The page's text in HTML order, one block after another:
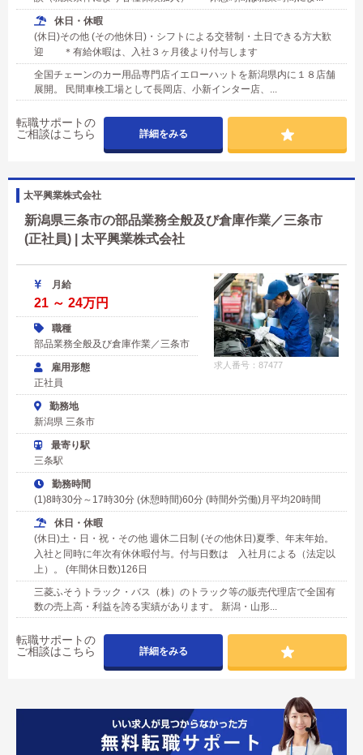
休日・休暇
(休日)その他 (その他休日)・シフトによる交替制・土日できる方大歓
迎 ＊有給休暇は、入社３ヶ月後より付与します
全国チェーンのカー用品専門店イエローハットを新潟県内に１８店舗
展開。 民間車検工場として長岡店、小新インター店、...
転職サポートの
ご相談はこちら
詳細をみる
太平興業株式会社
新潟県三条市の部品業務全般及び倉庫作業／三条市
(正社員) | 太平興業株式会社
求人番号：87477
月給
21 ～ 24万円
職種
部品業務全般及び倉庫作業／三条市
雇用形態
正社員
勤務地
新潟県 三条市
最寄り駅
三条駅
勤務時間
(1)8時30分～17時30分 (休憩時間)60分 (時間外労働)月平均20時間
休日・休暇
(休日)土・日・祝・その他 週休二日制 (その他休日)夏季、年末年始。
入社と同時に年次有休休暇付与。付与日数は 入社月による（法定以
上）。 (年間休日数)126日
三菱ふそうトラック・バス（株）のトラック等の販売代理店で全国有
数の売上高・利益を誇る実績があります。 新潟・山形...
転職サポートの
ご相談はこちら
詳細をみる